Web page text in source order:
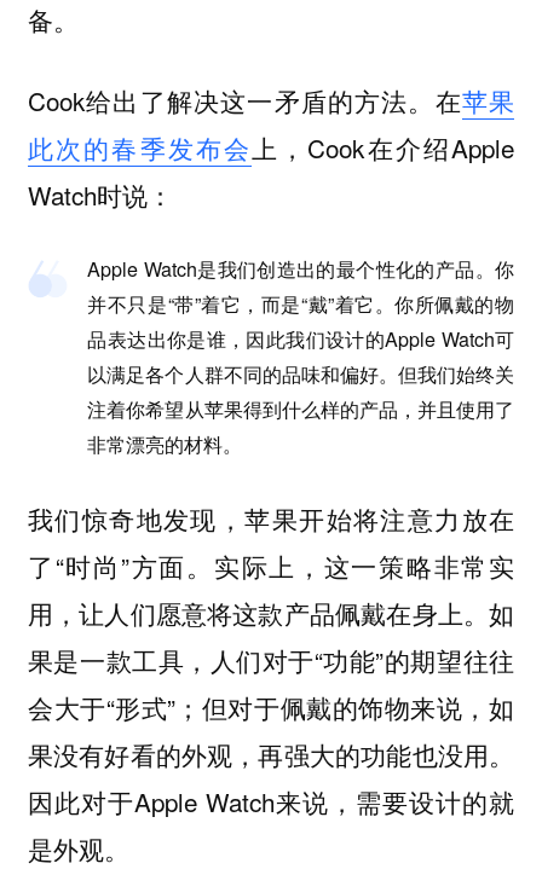
备。
Cook给出了解决这一矛盾的方法。在苹果
此次的春季发布会 上，Cook在介绍Apple
Watch时说：
Apple Watch是我们创造出的最个性化的产品。你
并不只是“带”着它，而是“戴”着它。你所佩戴的物
品表达出你是谁，因此我们设计的Apple Watch可
以满足各个人群不同的品味和偏好。但我们始终关
注着你希望从苹果得到什么样的产品，并且使用了
非常漂亮的材料。
我们惊奇地发现，苹果开始将注意力放在
了“时尚”方面。实际上，这一策略非常实
用，让人们愿意将这款产品佩戴在身上。如
果是一款工具，人们对于“功能”的期望往往
会大于“形式”；但对于佩戴的饰物来说，如
果没有好看的外观，再强大的功能也没用。
因此对于Apple Watch来说，需要设计的就
是外观。